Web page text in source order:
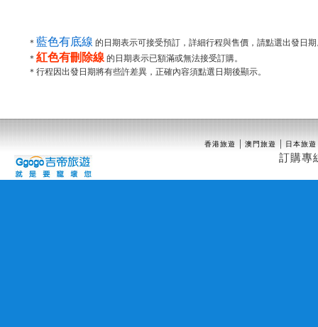
＊ 藍色有底線 的日期表示可接受預訂，詳細行程與售價，請點選出發日
＊ 紅色有刪除線 的日期表示已額滿或無法接受訂購。
＊行程因出發日期將有些許差異，正確內容須點選日期後顯示。
香港旅遊 ｜ 澳門旅遊 ｜ 日本旅遊
訂購專線